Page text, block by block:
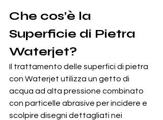
Che cos’è la
Superficie di Pietra
Waterjet?
Il trattamento delle superfici di pietra
con Waterjet utilizza un getto di
acqua ad alta pressione combinato
con particelle abrasive per incidere e
scolpire disegni dettagliati nei